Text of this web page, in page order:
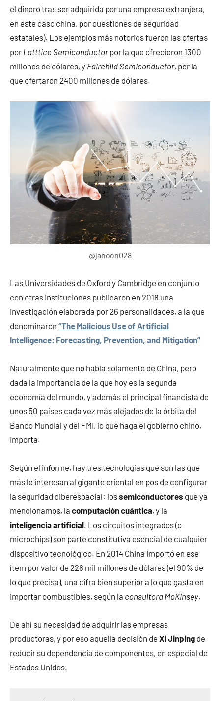
el dinero tras ser adquirida por una empresa extranjera,
en este caso china, por cuestiones de seguridad
estatales). Los ejemplos más notorios fueron las ofertas
por Latttice Semiconductorpor la que ofrecieron 1300
millones de dólares, y Fairchild Semiconductor, por la
que ofertaron 2400 millones de dólares.
@janoon028
Las Universidades de Oxford y Cambridge en conjunto
con otras instituciones publicaron en 2018 una
investigación elaborada por 26 personalidades, a la que
denominaron “The Malicious Use of Artificial
Intelligence: Forecasting, Prevention, and Mitigation”
Naturalmente que no habla solamente de China, pero
dada la importancia de la que hoy es la segunda
economía del mundo, y además el principal financista de
unos 50 países cada vez más alejados de la órbita del
Banco Mundial y del FMI, lo que haga el gobierno chino,
importa.
Según el informe, hay tres tecnologías que son las que
más le interesan al gigante oriental en pos de configurar
la seguridad ciberespacial: lossemiconductores que ya
mencionamos, la computación cuántica, y la
inteligencia artificial. Los circuitos integrados (o
microchips) son parte constitutiva esencial de cualquier
dispositivo tecnológico. En 2014 China importó en ese
ítem por valor de 228 mil millones de dólares (el 90% de
lo que precisa), una cifra bien superior a lo que gasta en
importar combustibles, según la consultora McKinsey.
De ahí su necesidad de adquirir las empresas
productoras, y por eso aquella decisión de Xi Jinping de
reducir su dependencia de componentes, en especial de
Estados Unidos.